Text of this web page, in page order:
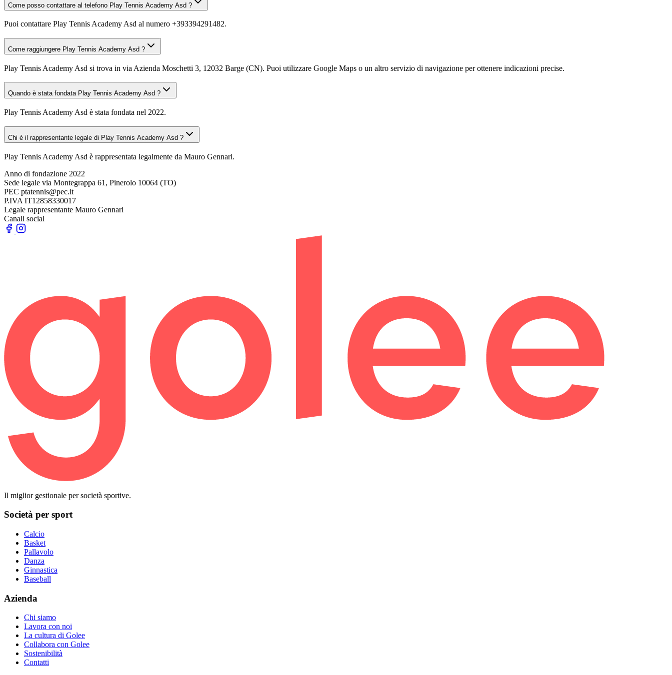
Come posso contattare al telefono Play Tennis Academy Asd ?
Puoi contattare Play Tennis Academy Asd al numero +393394291482.
Come raggiungere Play Tennis Academy Asd ?
Play Tennis Academy Asd si trova in via Azienda Moschetti 3, 12032 Barge (CN). Puoi utilizzare Google Maps o un altro servizio di navigazione per ottenere indicazioni precise.
Quando è stata fondata Play Tennis Academy Asd ?
Play Tennis Academy Asd è stata fondata nel 2022.
Chi è il rappresentante legale di Play Tennis Academy Asd ?
Play Tennis Academy Asd è rappresentata legalmente da Mauro Gennari.
Anno di fondazione 2022
Sede legale via Montegrappa 61, Pinerolo 10064 (TO)
PEC ptatennis@pec.it
P.IVA IT12858330017
Legale rappresentante Mauro Gennari
Canali social
Il miglior gestionale per società sportive.
Società per sport
Calcio
Basket
Pallavolo
Danza
Ginnastica
Baseball
Azienda
Chi siamo
Lavora con noi
La cultura di Golee
Collabora con Golee
Sostenibilità
Contatti